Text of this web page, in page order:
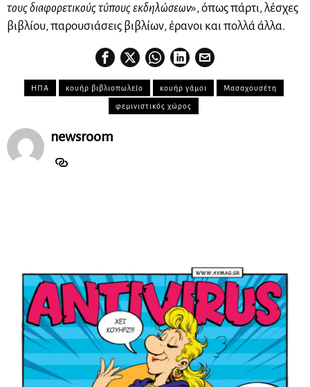
τους διαφορετικούς τύπους εκδηλώσεων», όπως πάρτι, λέσχες
βιβλίου, παρουσιάσεις βιβλίων, έρανοι και πολλά άλλα.
ΗΠΑ κουήρ βιβλιοπωλείο κουήρ γάμοι Μασαχουσέτη
φεμινιστικός χώρος
newsroom